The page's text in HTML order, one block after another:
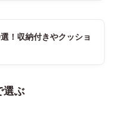
！収納付きやクッショ
選ぶ